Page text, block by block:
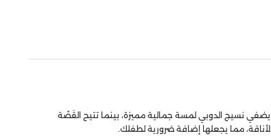
يضفي نسيج الدوبي لمسة جمالية مميزة، بينما تتيح القَصّة
مما يجعلها إضافة ضرورية لطفلك.